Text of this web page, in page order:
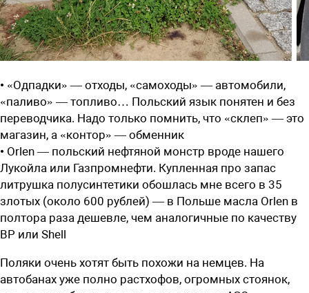
• «Одпадки» — отходы, «самоходы» — автомобили,
«паливо» — топливо… Польский язык понятен и без
переводчика. Надо только помнить, что «склеп» — это
магазин, а «контор» — обменник
• Orlen — польский нефтяной монстр вроде нашего
Лукойла или Газпромнефти. Купленная про запас
литрушка полусинтетики обошлась мне всего в 35
злотых (около 600 рублей) — в Польше масла Orlen в
полтора раза дешевле, чем аналогичные по качеству
ВР или Shell
Поляки очень хотят быть похожи на немцев. На
автобанах уже полно растхофов, огромных стоянок,